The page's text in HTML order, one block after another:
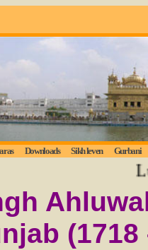
Downloads Sikh leven Gurbani
(1718